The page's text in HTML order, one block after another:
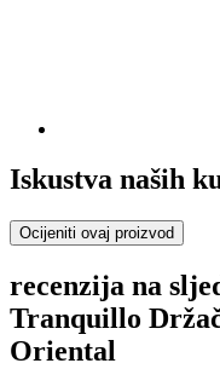
Iskustva naših
Ocijeniti ovaj proizvod
recenzija na
Tranquillo
Oriental